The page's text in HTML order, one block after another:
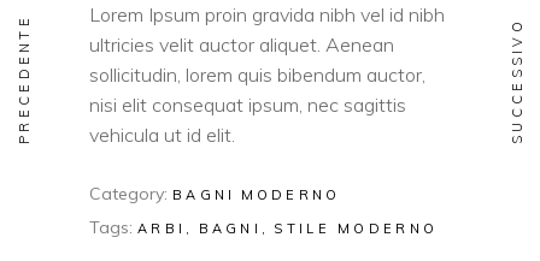
Lorem Ipsum proin gravida nibh vel id nibh
ultricies velit auctor aliquet. Aenean
sollicitudin, lorem quis bibendum auctor,
nisi elit consequat ipsum, nec sagittis
vehicula ut id elit.
Category: BAGNI MODERNO
Tags: ARBI BAGNI STILE MODERNO
PRECEDENTE SUCCESSIVO